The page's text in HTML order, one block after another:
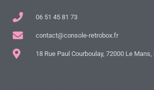
06 51 45 81 73
contact@console-retrobox.fr
18 Rue Paul Courboulay, 72000 Le Mans,